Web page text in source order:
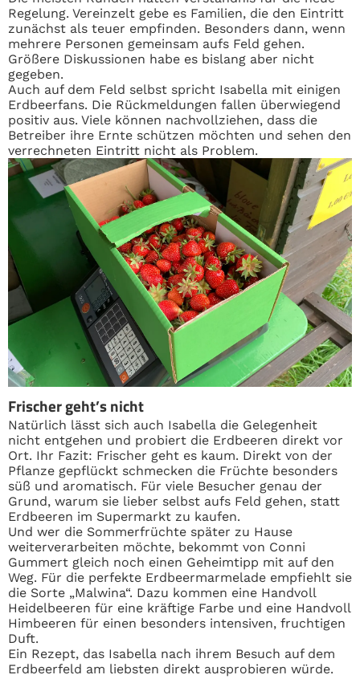
Regelung. Vereinzelt gebe es Familien, die den Eintritt
zunächst als teuer empfinden. Besonders dann, wenn
mehrere Personen gemeinsam aufs Feld gehen.
Größere Diskussionen habe es bislang aber nicht
gegeben.
Auch auf dem Feld selbst spricht Isabella mit einigen
Erdbeerfans. Die Rückmeldungen fallen überwiegend
positiv aus. Viele können nachvollziehen, dass die
Betreiber ihre Ernte schützen möchten und sehen den
verrechneten Eintritt nicht als Problem.
Frischer geht’s nicht
Natürlich lässt sich auch Isabella die Gelegenheit
nicht entgehen und probiert die Erdbeeren direkt vor
Ort. Ihr Fazit: Frischer geht es kaum. Direkt von der
Pflanze gepflückt schmecken die Früchte besonders
süß und aromatisch. Für viele Besucher genau der
Grund, warum sie lieber selbst aufs Feld gehen, statt
Erdbeeren im Supermarkt zu kaufen.
Und wer die Sommerfrüchte später zu Hause
weiterverarbeiten möchte, bekommt von Conni
Gummert gleich noch einen Geheimtipp mit auf den
Weg. Für die perfekte Erdbeermarmelade empfiehlt sie
die Sorte „Malwina“. Dazu kommen eine Handvoll
Heidelbeeren für eine kräftige Farbe und eine Handvoll
Himbeeren für einen besonders intensiven, fruchtigen
Duft.
Ein Rezept, das Isabella nach ihrem Besuch auf dem
Erdbeerfeld am liebsten direkt ausprobieren würde.